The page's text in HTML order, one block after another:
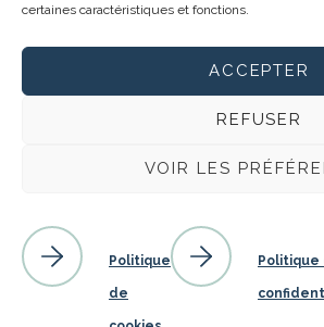
certaines caractéristiques et fonctions.
ACCEPTER
REFUSER
VOIR LES
Politique
de
Politique
© 2022 Mouvement Albatros. Tous droits
par
Atypic.